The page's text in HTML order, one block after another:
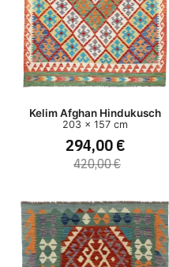
Kelim Afghan Hindukusch
203 x 157 cm
294,00 €
420,00 €